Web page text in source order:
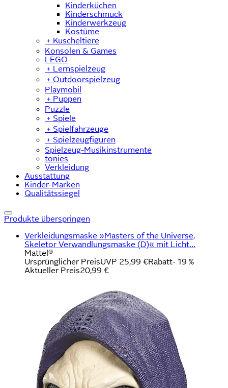
Kinderküchen
Kinderschmuck
Kinderwerkzeug
Kostüme
﹢ Kuscheltiere
Konsolen & Games
LEGO
﹢ Lernspielzeug
﹢ Outdoorspielzeug
Playmobil
﹢ Puppen
Puzzle
﹢ Spiele
﹢ Spielfahrzeuge
﹢ Spielzeugfiguren
Spielzeug-Musikinstrumente
tonies
Verkleidung
Ausstattung
Kinder-Marken
Qualitätssiegel
Produkte überspringen
Verkleidungsmaske »Masters of the Universe,
Skeletor Verwandlungsmaske (D)« mit Licht...
Mattel®
Ursprünglicher PreisUVP 25,99 €Rabatt- 19 %
Aktueller Preis20,99 €